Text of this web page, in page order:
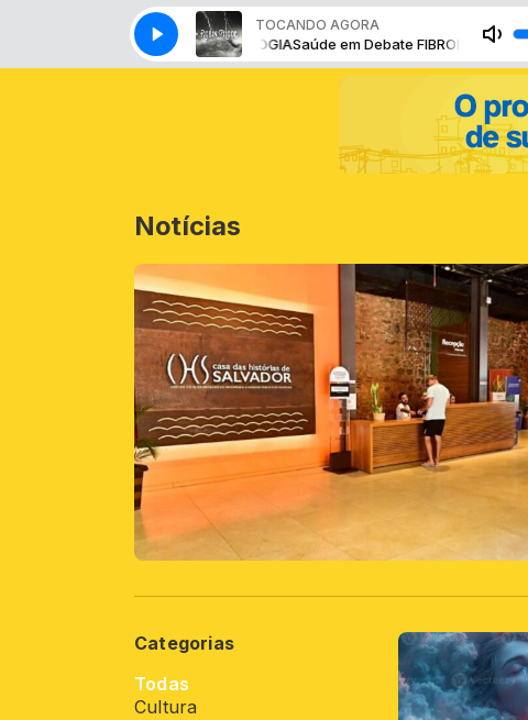
TOCANDO AGORA
Saúde em Debate FIBROMIOGIASaúde em Debate FIBROMIOGIA
Notícias
Categorias
Todas
Cultura